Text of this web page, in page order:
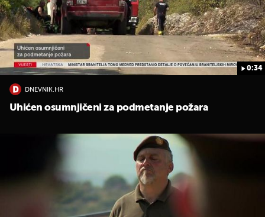
0:34
DNEVNIK.HR
Uhićen osumnjičeni za podmetanje požara